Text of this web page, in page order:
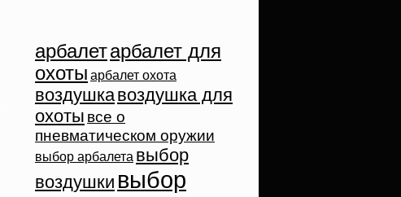
арбалетарбалет для
охоты арбалет охота
воздушкавоздушка для
охоты все о
пневматическом оружии
выбор арбалета выбор
воздушки выбор